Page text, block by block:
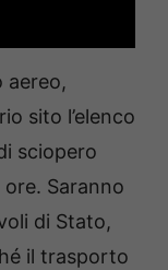
aereo,
sito l’elenco
sciopero
Saranno
di Stato,
il trasporto